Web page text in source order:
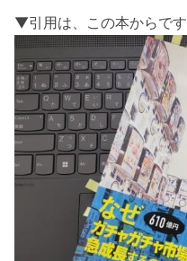
▼引用は、この本からです